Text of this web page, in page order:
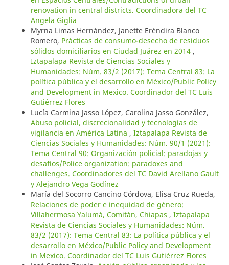
renovation in central districts. Coordinadora del TC
Angela Giglia
Myrna Limas Hernández, Janette Eréndira Blanco
Romero, Prácticas de consumo-desecho de residuos
sólidos domiciliarios en Ciudad Juárez en 2014 ,
Iztapalapa Revista de Ciencias Sociales y
Humanidades: Núm. 83/2 (2017): Tema Central 83: La
política pública y el desarrollo en México/Public Policy
and Development in Mexico. Coordinador del TC Luis
Gutiérrez Flores
Lucía Carmina Jasso López, Carolina Jasso González,
Abuso policial, discrecionalidad y tecnologías de
vigilancia en América Latina , Iztapalapa Revista de
Ciencias Sociales y Humanidades: Núm. 90/1 (2021):
Tema Central 90: Organización policial: paradojas y
desafíos/Police organization: paradoxes and
challenges. Coordinadores del TC David Arellano Gault
y Alejandro Vega Godínez
María del Socorro Cancino Córdova, Elisa Cruz Rueda,
Relaciones de poder e inequidad de género:
Villahermosa Yalumá, Comitán, Chiapas , Iztapalapa
Revista de Ciencias Sociales y Humanidades: Núm.
83/2 (2017): Tema Central 83: La política pública y el
desarrollo en México/Public Policy and Development
in Mexico. Coordinador del TC Luis Gutiérrez Flores